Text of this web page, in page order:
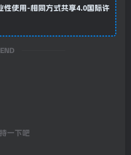
性使用-相同方式共享4.0国际许
一下吧